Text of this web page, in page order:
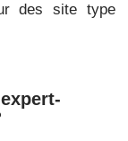
des site type